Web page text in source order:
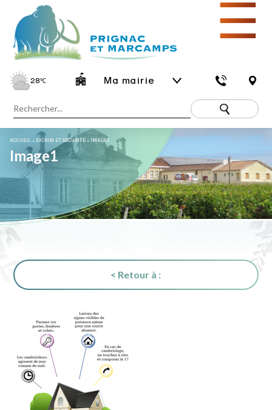
28℃ Ma mairie
☰
ACCUEIL » DICRIM ET SÉCURITÉ» IMAGE1
Image1
< Retour à :